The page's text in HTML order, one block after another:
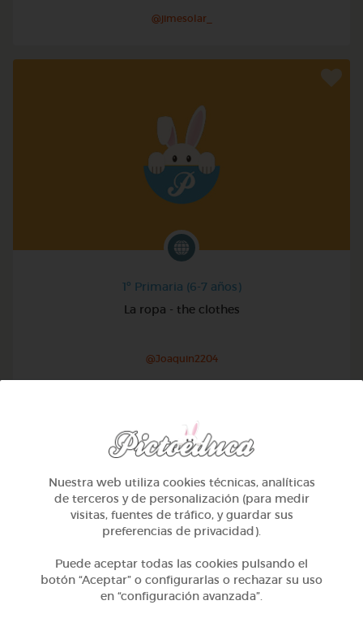
@jimesolar_
1º Primaria (6-7 años)
La ropa - the clothes
@Joaquin2204
Nuestra web utiliza cookies técnicas, analíticas
de terceros y de personalización (para medir
visitas, fuentes de tráfico, y guardar sus
preferencias de privacidad).
Puede aceptar todas las cookies pulsando el
botón “Aceptar” o configurarlas o rechazar su uso
en “configuración avanzada”.